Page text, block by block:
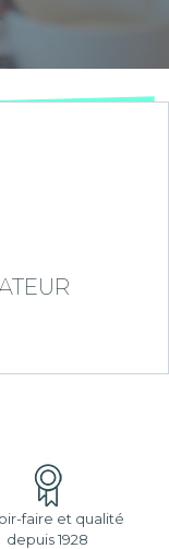
faire et qualité
depuis 1928